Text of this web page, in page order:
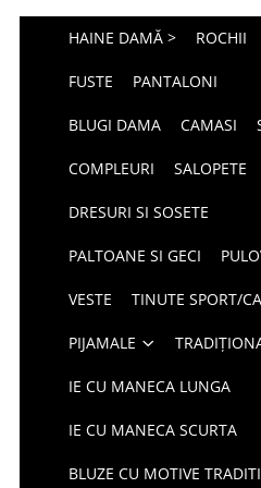
HAINE DAMĂ > ROCHII
FUSTE PANTALONI
BLUGI DAMA CAMASI
COMPLEURI SALOPETE
DRESURI SI SOSETE
PALTOANE SI GECI
VESTE TINUTE SPORT/
PIJAMALE
IE CU MANECA LUNGA
IE CU MANECA SCURTA
BLUZE CU MOTIVE